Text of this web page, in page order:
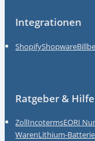
Integrationen
ShopifyShopware
Ratgeber & Hilfe
ZollIncotermsEORI
WarenLithium-